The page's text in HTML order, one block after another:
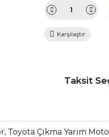
Karşılaştır
Taksit
Çıkma Yarım